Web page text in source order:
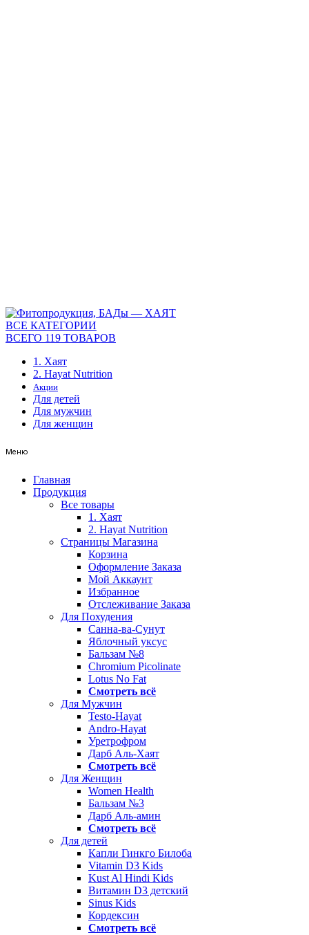
ВСЕ КАТЕГОРИИ
ВСЕГО 119 ТОВАРОВ
1. Хаят
2. Hayat Nutrition
Акции
Для детей
Для мужчин
Для женщин
Меню
Главная
Продукция
Все товары
1. Хаят
2. Hayat Nutrition
Страницы Магазина
Корзина
Оформление Заказа
Мой Аккаунт
Избранное
Отслеживание Заказа
Для Похудения
Санна-ва-Сунут
Яблочный уксус
Бальзам №8
Chromium Picolinate
Lotus No Fat
Смотреть всё
Для Мужчин
Testo-Hayat
Andro-Hayat
Уретрофром
Дарб Аль-Хаят
Смотреть всё
Для Женщин
Women Health
Бальзам №3
Дарб Аль-амин
Смотреть всё
Для детей
Капли Гинкго Билоба
Vitamin D3 Kids
Kust Al Hindi Kids
Витамин D3 детский
Sinus Kids
Кордексин
Смотреть всё